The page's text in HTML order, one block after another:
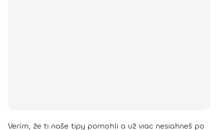
Verím, že ti naše tipy pomohli a už viac nesiahneš po